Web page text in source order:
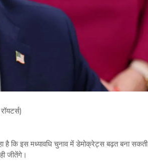
है कि इस मध्यावधि चुनाव में डेमोक्रेट्स बढ़त बना सकती
जीतेंगे।